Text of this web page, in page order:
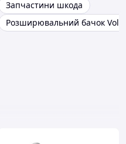
Запчастини шкода
Розширювальний бачок